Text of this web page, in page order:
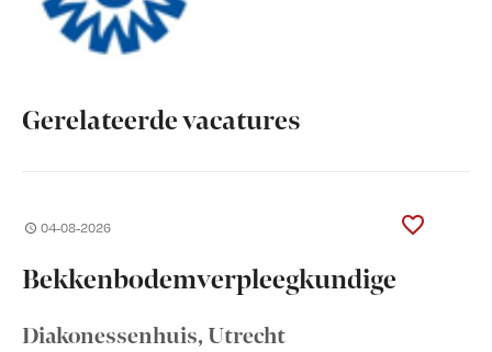
Gerelateerde vacatures
04-08-2026
Bekkenbodemverpleegkundige
Diakonessenhuis, Utrecht